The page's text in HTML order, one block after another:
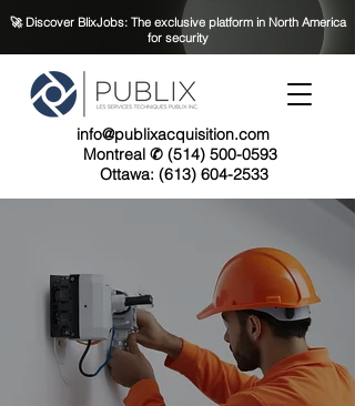
info@publixacquisition.com
Montreal ✆ (514) 500-0593
Ottawa: (613) 604-2533
🚀 Discover BlixJobs: The exclusive platform in North America
for security